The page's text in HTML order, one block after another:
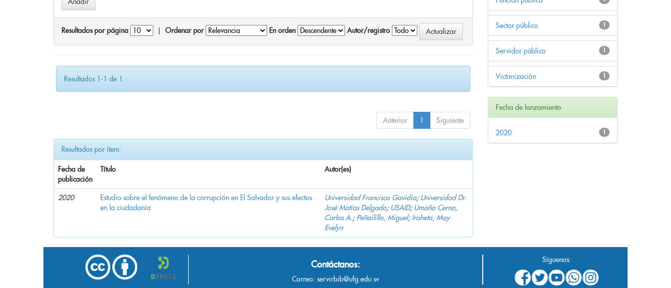
Resultados por página Ordenar por En orden Autor/registro
Resultados 1-1 de 1.
Anterior 1 Siguiente
Resultados por ítem:
Fecha de
publicación
Título Autor(es)
2020
Estudio sobre el fenómeno de la corrupción en El Salvador y sus efectos
en la ciudadanía
Universidad Francisco Gavidia; Universidad Dr.
José Matías Delgado; USAID; Umaña Cerna,
Carlos A.; Peñailillo, Miguel; Iraheta, May
Evelyn
1
Sector público
1
Servidor público
1
Victimización
Fecha de lanzamiento
1
2020
Contáctanos:
Correo: servirbib@ufg.edu.sv
Síguenos: